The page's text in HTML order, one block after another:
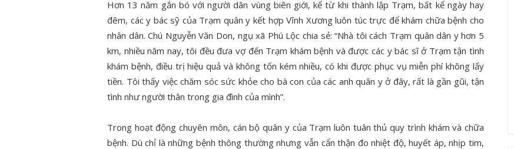
Hơn 13 năm gắn bó với người dân vùng biên giới, kể từ khi thành lập Trạm, bất kể ngày hay
đêm, các y bác sỹ của Trạm quân y kết hợp Vĩnh Xương luôn túc trực để khám chữa bệnh cho
nhân dân. Chú Nguyễn Văn Don, ngụ xã Phú Lộc chia sẻ: “Nhà tôi cách Trạm quân dân y hơn 5
km, nhiều năm nay, tôi đều đưa vợ đến Trạm khám bệnh và được các y bác sĩ ở Trạm tận tình
khám bệnh, điều trị hiệu quả và không tốn kém nhiều, có khi được phục vụ miễn phí không lấy
tiền. Tôi thấy việc chăm sóc sức khỏe cho bà con của các anh quân y ở đây, rất là gần gũi, tận
tình như người thân trong gia đình của mình”.
Trong hoạt động chuyên môn, cán bộ quân y của Trạm luôn tuân thủ quy trình khám và chữa
bệnh. Dù chỉ là những bệnh thông thường nhưng vẫn cẩn thận đo nhiệt độ, huyết áp, nhịp tim,
ĐOÀN VIÊN, SINH VIÊN CTUT
THAM GIA HỖ TRỢ CÔNG TÁC
DỌN DẸP, VỆ SINH KHUÔN VIÊN
CƠ QUAN THÀNH ĐOÀN
ĐOÀN TRƯỜNG ĐẠI HỌC KỸ
THUẬT – CÔNG NGHỆ CẦN
THƠ XÂY DỰNG MÔ HÌNH
“TRẠM KÝ ỨC” NĂM HỌC 2025
– 2026
ĐOÀN THANH NIÊN – HỘI SINH
VIÊN CTUT TỔ CHỨC SINH
HOẠT CHUYÊN ĐỀ “ĐOÀN VIÊN,
SINH VIÊN CTUT VỚI AN TOÀN
GIAO THÔNG NĂM 2026”